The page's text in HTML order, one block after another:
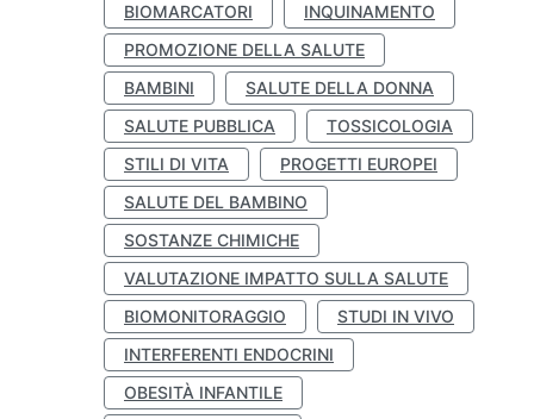
BIOMARCATORI
INQUINAMENTO
PROMOZIONE DELLA SALUTE
BAMBINI
SALUTE DELLA DONNA
SALUTE PUBBLICA
TOSSICOLOGIA
STILI DI VITA
PROGETTI EUROPEI
SALUTE DEL BAMBINO
SOSTANZE CHIMICHE
VALUTAZIONE IMPATTO SULLA SALUTE
BIOMONITORAGGIO
STUDI IN VIVO
INTERFERENTI ENDOCRINI
OBESITÀ INFANTILE